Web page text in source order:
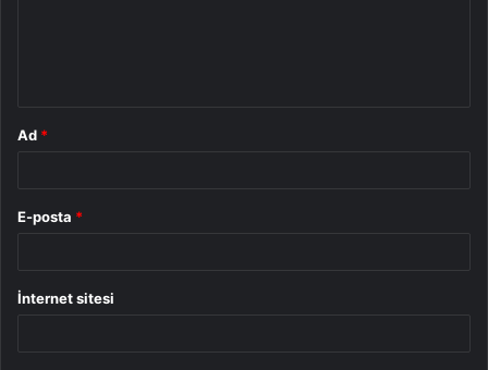
Ad *
E-posta *
İnternet sitesi